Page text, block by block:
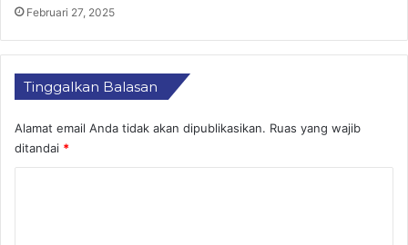
Februari 27, 2025
Tinggalkan Balasan
Alamat email Anda tidak akan dipublikasikan. Ruas yang wajib
ditandai *